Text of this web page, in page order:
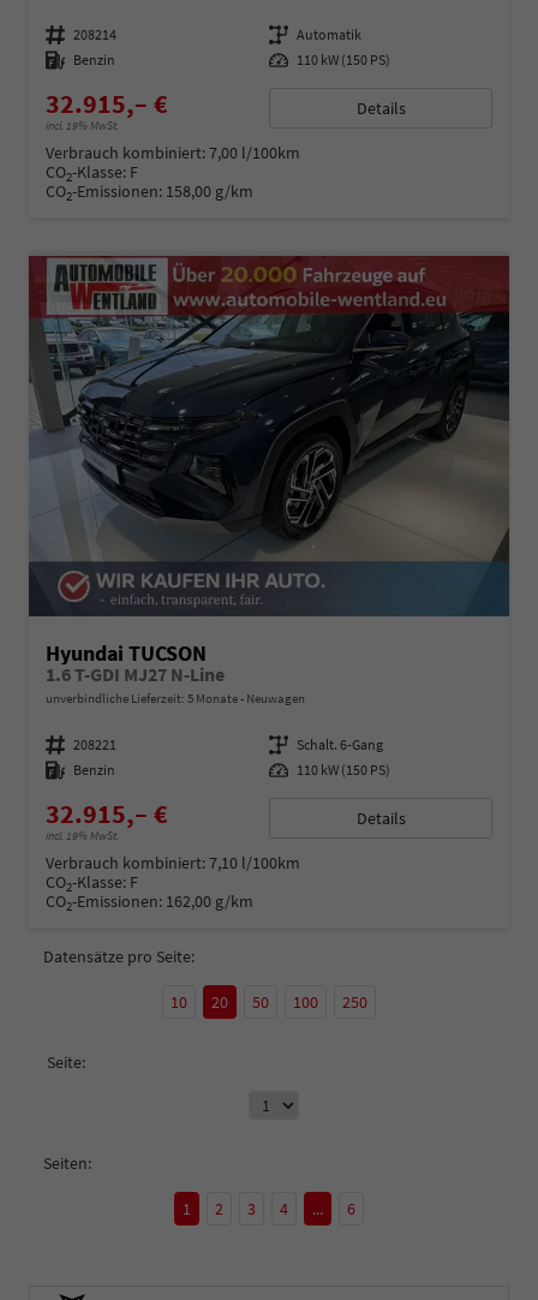
Fahrzeugnummer 208214 Getriebe Automatik
Kraftstoff Benzin Leistung 110 kW (150 PS)
32.915,– €
incl. 19% MwSt.
Details
Verbrauch kombiniert:7,00 l/100km
CO2-Klasse: F
CO2-Emissionen: 158,00 g/km
Hyundai TUCSON
1.6 T-GDI MJ27 N-Line
unverbindliche Lieferzeit: 5 Monate Neuwagen
Fahrzeugnummer 208221 Getriebe Schalt. 6-Gang
Kraftstoff Benzin Leistung 110 kW (150 PS)
32.915,– €
incl. 19% MwSt.
Details
Verbrauch kombiniert:7,10 l/100km
CO2-Klasse: F
CO2-Emissionen: 162,00 g/km
Datensätze pro Seite:
10 20 50 100 250
Seite:
Seiten:
1 2 3 4 ... 6